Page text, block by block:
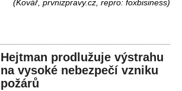
(Kovář, prvnizpravy.cz, repro: foxbisiness)
Hejtman prodlužuje výstrahu
na vysoké nebezpečí vzniku
požárů